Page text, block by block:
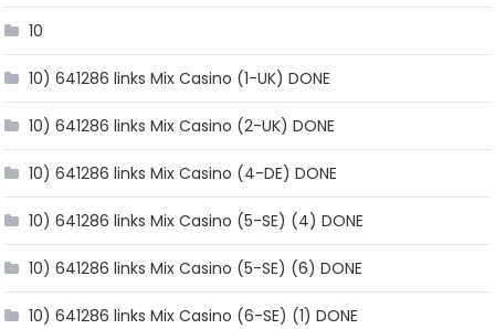
10
10) 641286 links Mix Casino (1-UK) DONE
10) 641286 links Mix Casino (2-UK) DONE
10) 641286 links Mix Casino (4-DE) DONE
10) 641286 links Mix Casino (5-SE) (4) DONE
10) 641286 links Mix Casino (5-SE) (6) DONE
10) 641286 links Mix Casino (6-SE) (1) DONE